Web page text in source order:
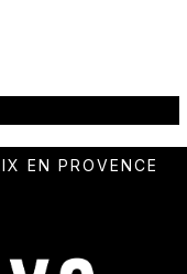
EN PROVENCE